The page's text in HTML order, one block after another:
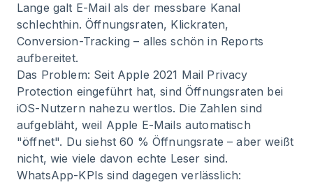
Lange galt E-Mail als der messbare Kanal
schlechthin. Öffnungsraten, Klickraten,
Conversion-Tracking – alles schön in Reports
aufbereitet.
Das Problem: Seit Apple 2021 Mail Privacy
Protection eingeführt hat, sind Öffnungsraten bei
iOS-Nutzern nahezu wertlos. Die Zahlen sind
aufgebläht, weil Apple E-Mails automatisch
"öffnet". Du siehst 60 % Öffnungsrate – aber weißt
nicht, wie viele davon echte Leser sind.
WhatsApp-KPIs sind dagegen verlässlich: